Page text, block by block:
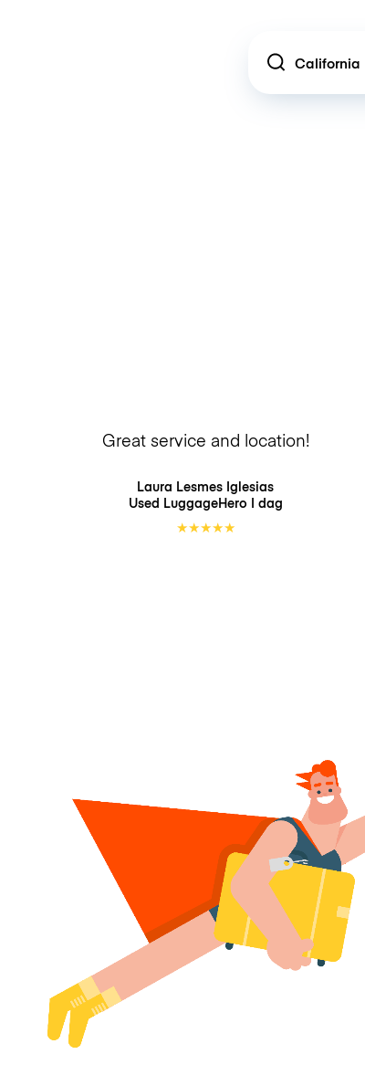
Location
Great service and location!
Laura Lesmes Iglesias
Used LuggageHero I dag
★★★★★